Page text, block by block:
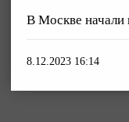
В Москве начали
8.12.2023 16:14